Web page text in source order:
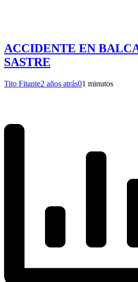
ACCIDENTE EN
SASTRE
Tito Fitante2 años atrás01 minutos